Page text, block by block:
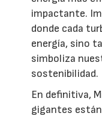
impactante.
donde cada
energía, sino
simboliza
sostenibilidad.
En definitiva,
gigantes